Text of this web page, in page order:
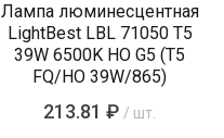
Лампа люминесцентная
LightBest LBL 71050 T5
39W 6500K HO G5 (T5
FQ/HO 39W/865)
213.81 ₽ / шт.